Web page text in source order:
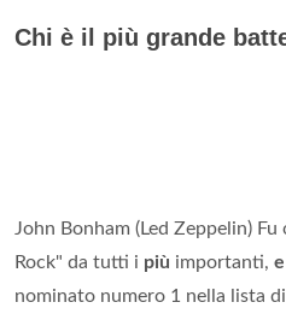
Chi è il più grande
John Bonham (Led Zeppelin) Fu
Rock" da tutti i più importanti, e
nominato numero 1 nella lista